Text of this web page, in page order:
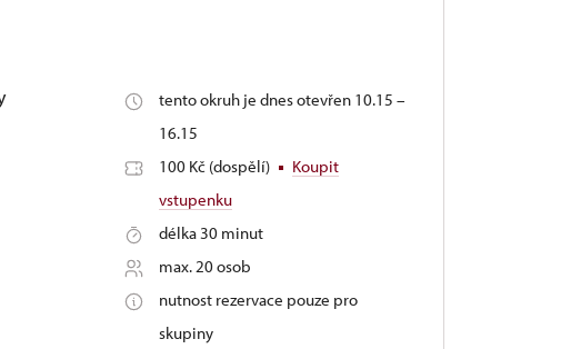
tento okruh je dnes otevřen 10.15 –
16.15
100 Kč (dospělí)
Koupit
vstupenku
délka 30 minut
max. 20 osob
nutnost rezervace pouze pro
skupiny